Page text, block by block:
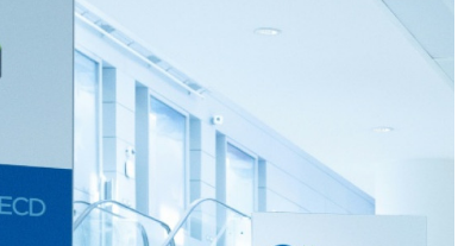
têm
nas